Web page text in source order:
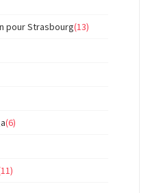
pour Strasbourg(13)
(6)